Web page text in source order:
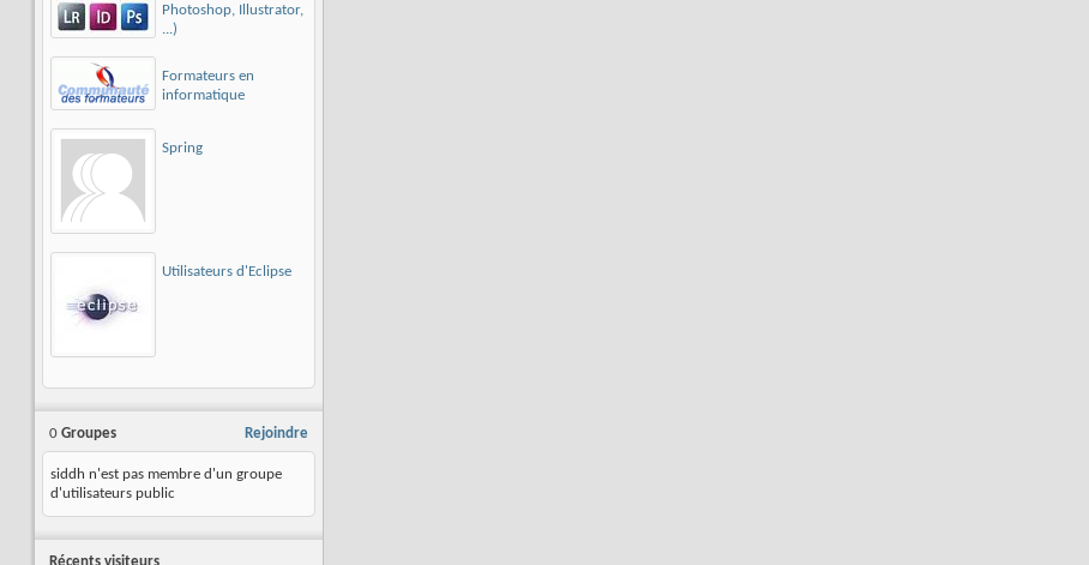
Photoshop, Illustrator,
...)
Formateurs en
informatique
Spring
Utilisateurs d'Eclipse
Rejoindre
0 Groupes
siddh n'est pas membre d'un groupe
d'utilisateurs public
Récents visiteurs